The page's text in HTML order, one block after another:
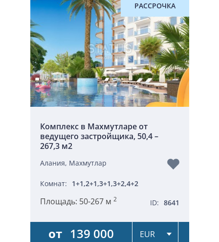
РАССРОЧКА
Комплекс в Махмутларе от
ведущего застройщика, 50,4 –
267,3 м2
Алания, Махмутлар
Комнат: 1+1,2+1,3+1,3+2,4+2
Площадь: 50-267 м 2 ID: 8641
от 139 000